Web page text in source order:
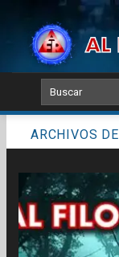
content
ARCHIVOS